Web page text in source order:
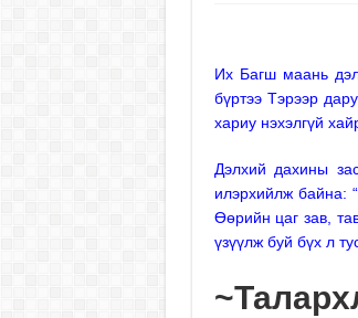
Их Багш маань
бүртээ Тэрээр
хариу нэхэлгүй
Дэлхий дахины
илэрхийлж байна:
Өөрийн цаг зав,
үзүүлж буй бүх л
~